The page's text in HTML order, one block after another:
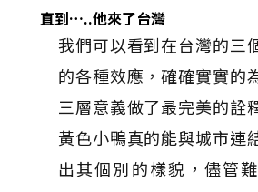
直到…..他來了台灣
我們可以看到在台灣的三
的各種效應，確確實實的
三層意義做了最完美的詮
黃色小鴨真的能與城市連
出其個別的樣貌，儘管